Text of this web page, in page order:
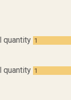
quantity
quantity